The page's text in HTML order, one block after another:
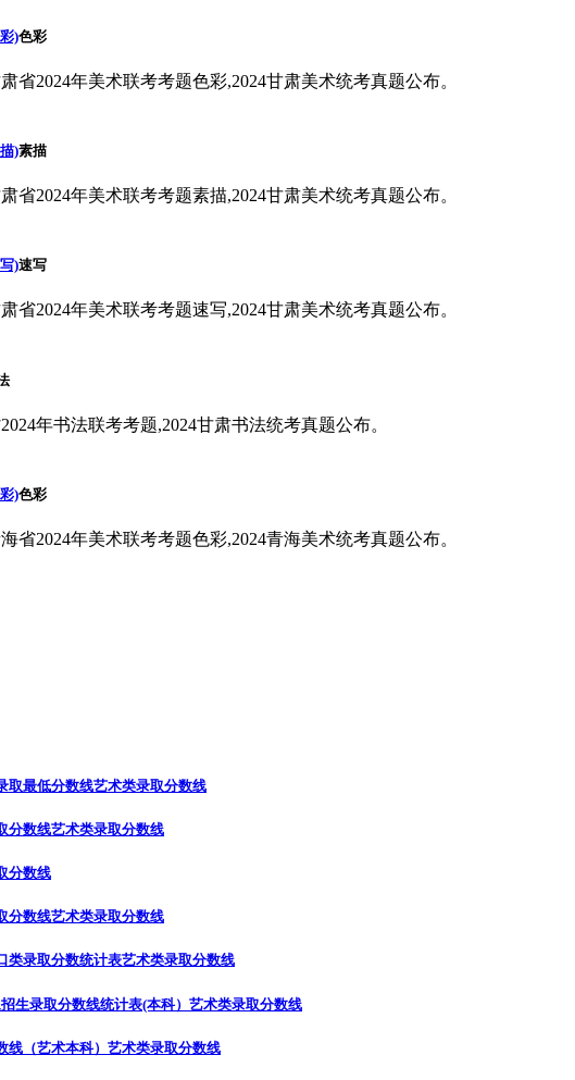
)色彩
省2024年美术联考考题色彩,2024甘肃美术统考真题公布。
)素描
省2024年美术联考考题素描,2024甘肃美术统考真题公布。
)速写
省2024年美术联考考题速写,2024甘肃美术统考真题公布。
年书法联考考题,2024甘肃书法统考真题公布。
)色彩
省2024年美术联考考题色彩,2024青海美术统考真题公布。
取最低分数线艺术类录取分数线
分数线艺术类录取分数线
分数线
分数线艺术类录取分数线
类录取分数统计表艺术类录取分数线
生录取分数线统计表(本科） 艺术类录取分数线
（艺术本科） 艺术类录取分数线